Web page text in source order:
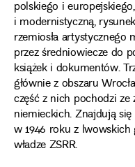
polskiego i
i modernistyczną,
rzemiosła
przez średniowiecze do
książek i dokumentów.
głównie z obszaru
część z nich pochodzi
niemieckich. Znajdują
w 1946 roku z
władze ZSRR.